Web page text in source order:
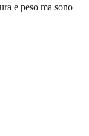
e peso ma sono